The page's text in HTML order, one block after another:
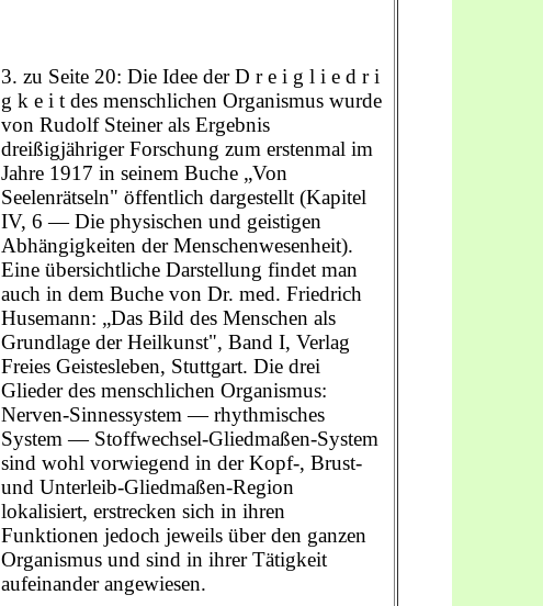
3. zu Seite 20: Die Idee der D r e i g l i e d r i
g k e i t des menschlichen Organismus wurde
von Rudolf Steiner als Ergebnis
dreißigjähriger Forschung zum erstenmal im
Jahre 1917 in seinem Buche „Von
Seelenrätseln" öffentlich dargestellt (Kapitel
IV, 6 — Die physischen und geistigen
Abhängigkeiten der Menschenwesenheit).
Eine übersichtliche Darstellung findet man
auch in dem Buche von Dr. med. Friedrich
Husemann: „Das Bild des Menschen als
Grundlage der Heilkunst", Band I, Verlag
Freies Geistesleben, Stuttgart. Die drei
Glieder des menschlichen Organismus:
Nerven-Sinnessystem — rhythmisches
System — Stoffwechsel-Gliedmaßen-System
sind wohl vorwiegend in der Kopf-, Brust-
und Unterleib-Gliedmaßen-Region
lokalisiert, erstrecken sich in ihren
Funktionen jedoch jeweils über den ganzen
Organismus und sind in ihrer Tätigkeit
aufeinander angewiesen.